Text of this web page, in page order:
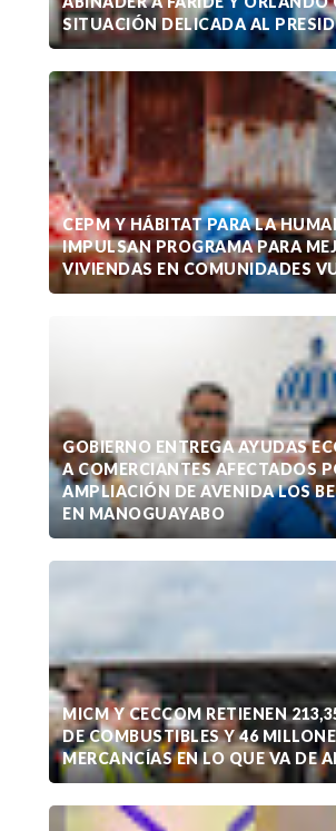
SITUACIÓN DELICADA AL
CEPM Y HÁBITAT PARA LA
IMPULSAN PROGRAMA PARA
VIVIENDAS EN COMUNIDADES
GOBIERNO ENTREGA AYUDAS
A COMERCIANTES AFECTADOS
AMPLIACIÓN DE AVENIDA LOS
EN MANOGUAYABO
MICM Y CECCOM RETIENEN
DE COMBUSTIBLES Y 46
MERCANCÍAS EN LO QUE VA DE